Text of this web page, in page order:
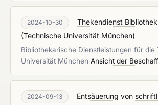
2024-10-30
Thekendienst
(Technische Universität München)
Bibliothekarische Dienstleistungen für die
Universität München Ansicht der
2024-09-13
Entsäuerung von